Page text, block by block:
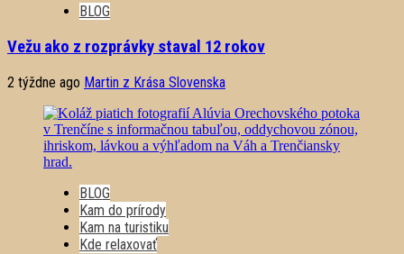
BLOG
Vežu ako z rozprávky staval 12 rokov
2 týždne ago Martin z Krása Slovenska
BLOG
Kam do prírody
Kam na turistiku
Kde relaxovať